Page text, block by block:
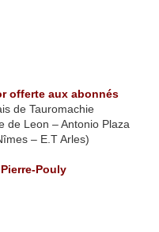
offerte aux abonnés
de Tauromachie
de Leon – Antonio Plaza
– E.T Arles)
Pouly